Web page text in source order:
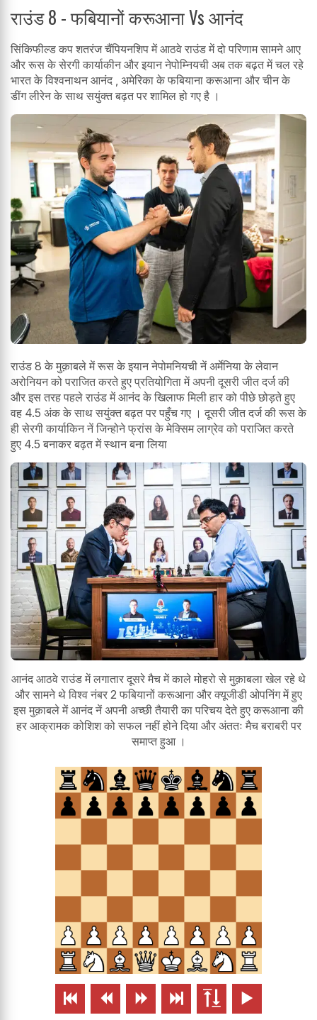
राउंड 8 - फबियानों करूआना Vs आनंद
सिंकिफील्ड कप शतरंज चैंपियनशिप में आठवे राउंड में दो परिणाम सामने आए
और रूस के सेरगी कार्याकीन और इयान नेपोम्नियची अब तक बढ़त में चल रहे
भारत के विश्वनाथन आनंद , अमेरिका के फबियाना करूआना और चीन के
डींग लीरेन के साथ सयुंक्त बढ़त पर शामिल हो गए है ।
राउंड 8 के मुक़ाबले में रूस के इयान नेपोमनियची नें अर्मेनिया के लेवान
अरोनियन को पराजित करते हुए प्रतियोगिता में अपनी दूसरी जीत दर्ज की
और इस तरह पहले राउंड में आनंद के खिलाफ मिली हार को पीछे छोड़ते हुए
वह 4.5 अंक के साथ सयुंक्त बढ़त पर पहुँच गए । दूसरी जीत दर्ज की रूस के
ही सेरगी कार्याकिन नें जिन्होने फ्रांस के मेक्सिम लाग्रेव को पराजित करते
हुए 4.5 बनाकर बढ़त में स्थान बना लिया
आनंद आठवे राउंड में लगातार दूसरे मैच में काले मोहरो से मुक़ाबला खेल रहे थे
और सामने थे विश्व नंबर 2 फबियानों करूआना और क्यूजीडी ओपनिंग में हुए
इस मुक़ाबले में आनंद नें अपनी अच्छी तैयारी का परिचय देते हुए करूआना की
हर आक्रामक कोशिश को सफल नहीं होने दिया और अंततः मैच बराबरी पर
समाप्त हुआ ।
     